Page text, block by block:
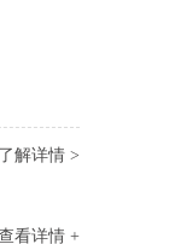
了解详情 >
看详情 +